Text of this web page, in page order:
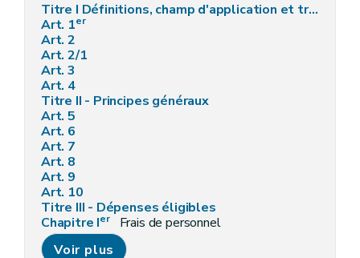
Titre I Définitions, champ d'application et traitement des données à caractère personnel - AGW du 16 septembre 2021, art. 2
Art. 1er
Art. 2
Art. 2/1
Art. 3
Art. 4
Titre II - Principes généraux
Art. 5
Art. 6
Art. 7
Art. 8
Art. 9
Art. 10
Titre III - Dépenses éligibles
Chapitre Ier
Frais de personnel
Art. 11
Chapitre II Prestations externes
Voir plus